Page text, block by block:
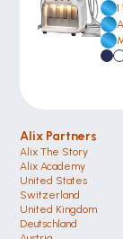
Alix Partners
Alix The Story
Alix Academy
United States
Switzerland
United Kingdom
Deutschland